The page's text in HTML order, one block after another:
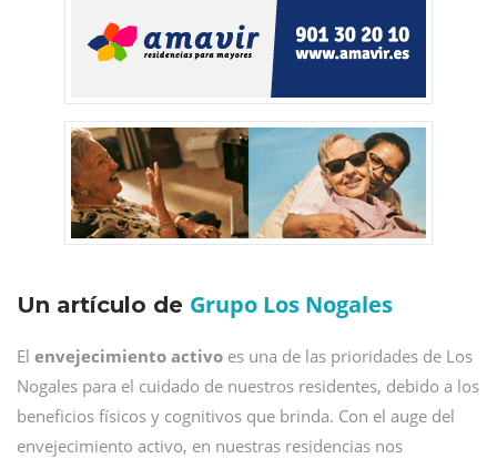
Un artículo de Grupo Los Nogales
El envejecimiento activo es una de las prioridades de Los
Nogales para el cuidado de nuestros residentes, debido a los
beneficios físicos y cognitivos que brinda. Con el auge del
envejecimiento activo, en nuestras residencias nos